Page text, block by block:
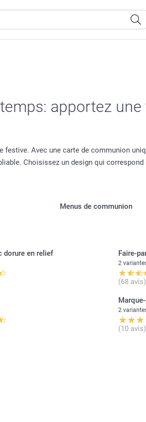
apportez une
Avec une carte de communion
Choisissez un design qui
Menus de communion
dorure en relief Faire-
2
(68 avis)
2
(10 avis)